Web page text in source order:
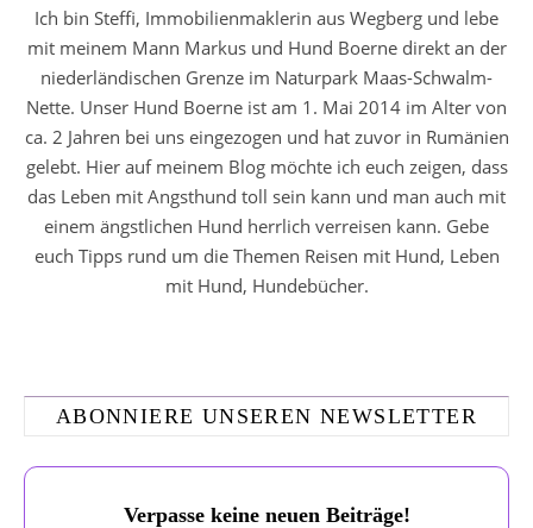
Ich bin Steffi, Immobilienmaklerin aus Wegberg und lebe
mit meinem Mann Markus und Hund Boerne direkt an der
niederländischen Grenze im Naturpark Maas-Schwalm-
Nette. Unser Hund Boerne ist am 1. Mai 2014 im Alter von
ca. 2 Jahren bei uns eingezogen und hat zuvor in Rumänien
gelebt. Hier auf meinem Blog möchte ich euch zeigen, dass
das Leben mit Angsthund toll sein kann und man auch mit
einem ängstlichen Hund herrlich verreisen kann. Gebe
euch Tipps rund um die Themen Reisen mit Hund, Leben
mit Hund, Hundebücher.
ABONNIERE UNSEREN NEWSLETTER
Verpasse keine neuen Beiträge!